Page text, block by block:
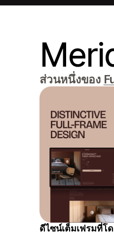
ส่วนหนึ่งของ
ดีไซน์เต็มเฟรมที่โ